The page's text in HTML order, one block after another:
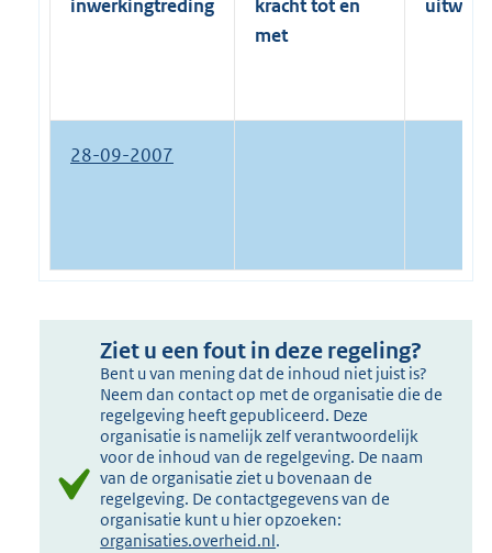
inwerkingtreding
kracht tot en
met
28-09-2007
Ziet u een fout in deze regeling?
Bent u van mening dat de inhoud niet juist is?
Neem dan contact op met de organisatie die de
regelgeving heeft gepubliceerd. Deze
organisatie is namelijk zelf verantwoordelijk
voor de inhoud van de regelgeving. De naam
van de organisatie ziet u bovenaan de
regelgeving. De contactgegevens van de
organisatie kunt u hier opzoeken:
organisaties.overheid.nl.